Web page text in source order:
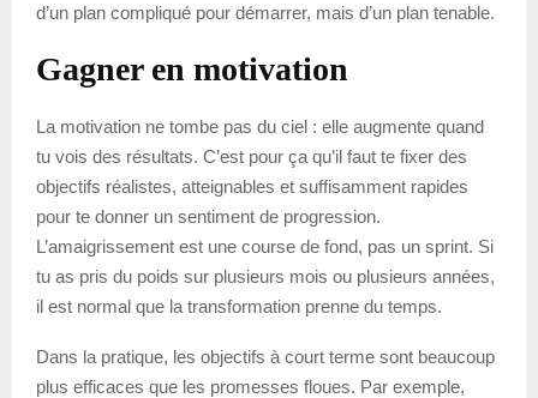
d’un plan compliqué pour démarrer, mais d’un plan tenable.
Gagner en motivation
La motivation ne tombe pas du ciel : elle augmente quand
tu vois des résultats. C’est pour ça qu’il faut te fixer des
objectifs réalistes, atteignables et suffisamment rapides
pour te donner un sentiment de progression.
L’amaigrissement est une course de fond, pas un sprint. Si
tu as pris du poids sur plusieurs mois ou plusieurs années,
il est normal que la transformation prenne du temps.
Dans la pratique, les objectifs à court terme sont beaucoup
plus efficaces que les promesses floues. Par exemple,